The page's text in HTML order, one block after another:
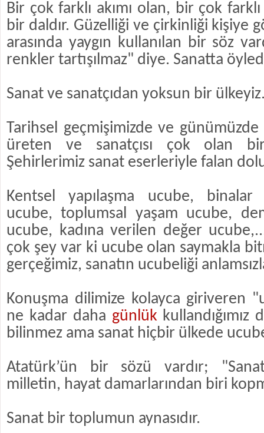
Bir çok farklı akımı olan, bir çok farklı
bir daldır. Güzelliği ve çirkinliği kişiye
arasında yaygın kullanılan bir söz
renkler tartışılmaz" diye. Sanatta
Sanat ve sanatçıdan yoksun bir
Tarihsel geçmişimizde ve
üreten ve sanatçısı çok olan
Şehirlerimiz sanat eserleriyle falan
Kentsel yapılaşma ucube,
ucube, toplumsal yaşam ucube,
ucube, kadına verilen değer
çok şey var ki ucube olan saymakla
gerçeğimiz, sanatın ucubeliği
Konuşma dilimize kolayca giriveren
ne kadar daha günlükkullandığımız
bilinmez ama sanat hiçbir ülkede
Atatürk’ün bir sözü vardır;
milletin, hayat damarlarından biri
Sanat bir toplumun aynasıdır.